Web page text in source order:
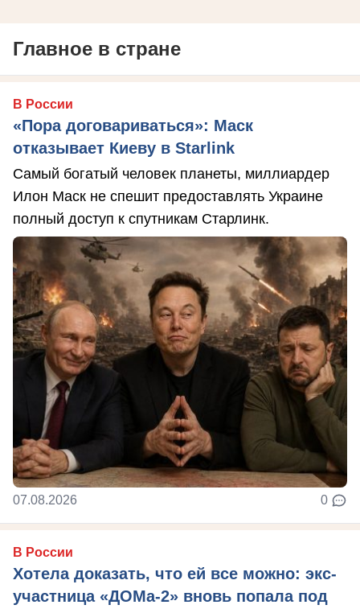
Главное в стране
В России
«Пора договариваться»: Маск
отказывает Киеву в Starlink
Самый богатый человек планеты, миллиардер
Илон Маск не спешит предоставлять Украине
полный доступ к спутникам Старлинк.
07.08.2026 0
В России
Хотела доказать, что ей все можно: экс-
участница «ДОМа-2» вновь попала под